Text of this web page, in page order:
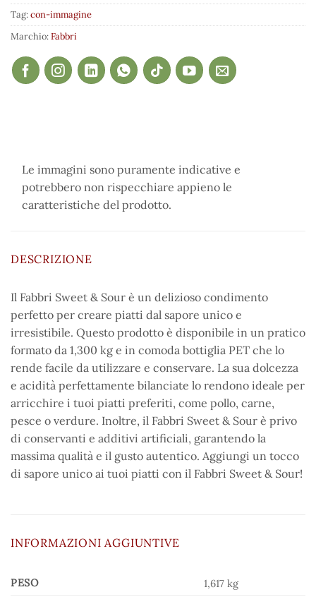
Tag:con-immagine
Marchio:Fabbri
Le immagini sono puramente indicative e
potrebbero non rispecchiare appieno le
caratteristiche del prodotto.
DESCRIZIONE
Il Fabbri Sweet & Sour è un delizioso condimento
perfetto per creare piatti dal sapore unico e
irresistibile. Questo prodotto è disponibile in un pratico
formato da 1,300 kg e in comoda bottiglia PET che lo
rende facile da utilizzare e conservare. La sua dolcezza
e acidità perfettamente bilanciate lo rendono ideale per
arricchire i tuoi piatti preferiti, come pollo, carne,
pesce o verdure. Inoltre, il Fabbri Sweet & Sour è privo
di conservanti e additivi artificiali, garantendo la
massima qualità e il gusto autentico. Aggiungi un tocco
di sapore unico ai tuoi piatti con il Fabbri Sweet & Sour!
INFORMAZIONI AGGIUNTIVE
PESO 1,617 kg